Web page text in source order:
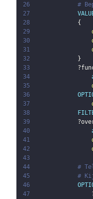
26
#
27
28
{
29
30
31
32
}
33
34
35
36
37
38
39
40
41
42
43
44
#
45
#
46
47